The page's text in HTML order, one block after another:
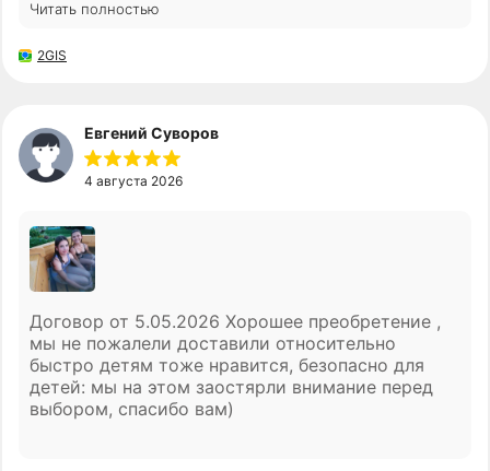
все как договаривались. в целом впечатления
вообще никаких вопросов нет.
Читать полностью
2GIS
Евгений Суворов
4 августа 2026
Договор от 5.05.2026 Хорошее преобретение ,
мы не пожалели доставили относительно
быстро детям тоже нравится, безопасно для
детей: мы на этом заостярли внимание перед
выбором, спасибо вам)